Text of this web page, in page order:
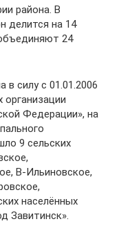
района. В
делится на 14
24
в силу с 01.01.2006
Федерации», на
9 сельских
В-Ильиновское,
населённых
Завитинск».